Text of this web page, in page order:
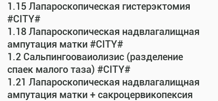
1.15 Лапароскопическая гистерэктомия
#CITY#
1.18 Лапароскопическая надвлагалищная
ампутация матки #CITY#
1.2 Сальпингооваиолизис (разделение
спаек малого таза) #CITY#
1.21 Лапароскопическая надвлагалищная
ампутация матки + сакроцервикопексия